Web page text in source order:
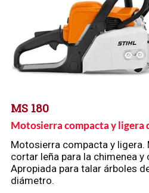
MS 180
Motosierra compacta y ligera
Motosierra compacta y ligera.
cortar leña para la chimenea
Apropiada para talar árboles
diámetro.